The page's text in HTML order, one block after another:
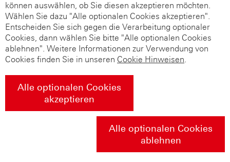
können auswählen, ob Sie diesen akzeptieren möchten.
Wählen Sie dazu "Alle optionalen Cookies akzeptieren".
Entscheiden Sie sich gegen die Verarbeitung optionaler
Cookies, dann wählen Sie bitte "Alle optionalen Cookies
ablehnen". Weitere Informationen zur Verwendung von
Cookies finden Sie in unseren Cookie Hinweisen.
Alle optionalen Cookies
akzeptieren
Alle optionalen Cookies
ablehnen